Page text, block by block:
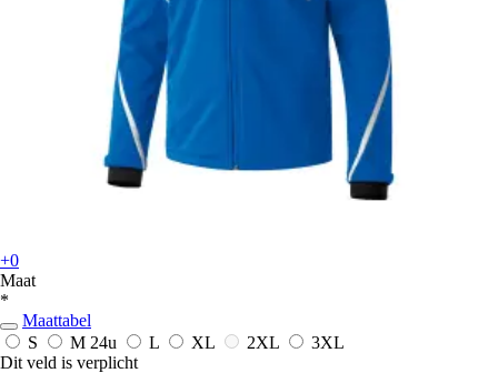
+0
Maat
*
Maattabel
S
M 24u L XL 2XL
3XL
Dit veld is verplicht